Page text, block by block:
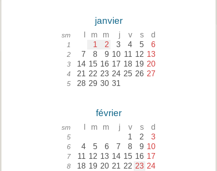
janvier
sm m m j v s d
1 1 2 3 4 5 6
2 7 8 9 10 11 12 13
3 14 15 16 17 18 19 20
4 21 22 23 24 25 26 27
5 28 29 30 31
février
sm m m j v s d
5 1 2 3
6 4 5 6 7 8 9 10
7 11 12 13 14 15 16 17
8 18 19 20 21 22 23 24